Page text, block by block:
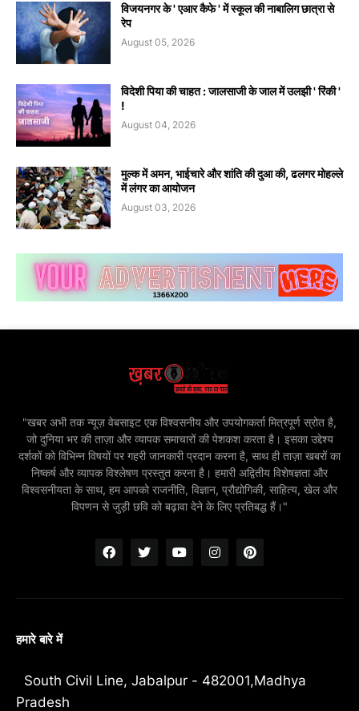
विजयनगर के ' एआर कैफे ' में स्कूल की नाबालिग छात्रा से
रेप
August 05, 2026
विदेशी पिया की चाहत : जालसाजी के जाल में उलझी ' रिंकी '
!
August 04, 2026
मुल्क में अमन, भाईचारे और शांति की दुआ की, ढलगर मोहल्ले
में लंगर का आयोजन
August 03, 2026
"खबर अभी तक न्यूज़ वेबसाइट एक विश्वसनीय और उपयोगकर्ता मित्रपूर्ण स्रोत है,
जो दुनिया भर की ताज़ा और व्यापक समाचारों की पेशकश करता है। इसका उद्देश्य
दर्शकों को विभिन्न विषयों पर गहरी जानकारी प्रदान करना है, साथ ही ताज़ा खबरों का
निष्कर्ष और व्यापक विश्लेषण प्रस्तुत करना है। हमारी अद्वितीय विशेषज्ञता और
विश्वसनीयता के साथ, हम आपको राजनीति, विज्ञान, प्रौद्योगिकी, साहित्य, खेल और
विपणन से जुड़ी छवि को बढ़ावा देने के लिए प्रतिबद्ध हैं।"
हमारे बारे में
South Civil Line, Jabalpur - 482001,Madhya
Pradesh